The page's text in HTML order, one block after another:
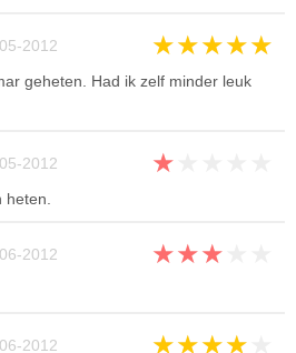
2012 ★★★★★
geheten. Had ik zelf minder leuk
2012 ★
2012 ★★★
2012 ★★★★